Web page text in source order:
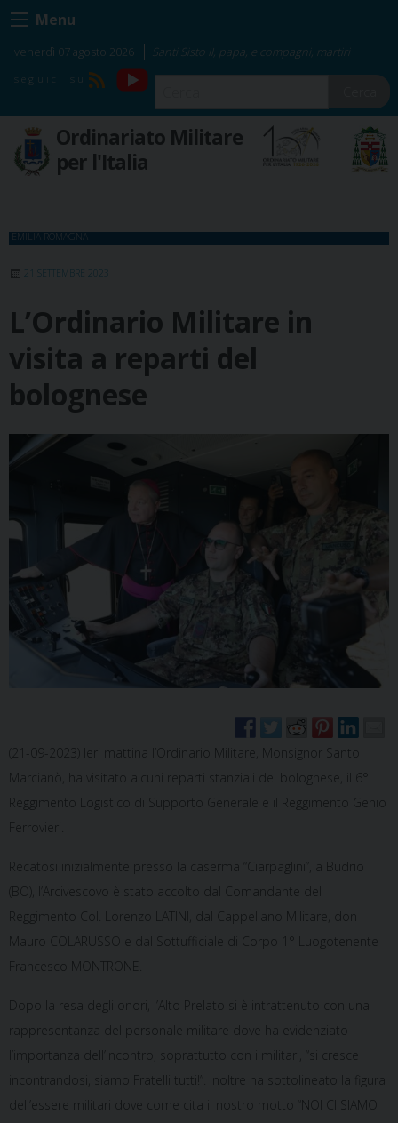
Skip
to
content
Menu
venerdì 07 agosto 2026 Santi Sisto II, papa, e compagni, martiri
RSS
YouTube
Ordinariato Militare
per l'Italia
EMILIA ROMAGNA
21 SETTEMBRE 2023
L’Ordinario Militare in
visita a reparti del
bolognese
(21-09-2023) Ieri mattina l’Ordinario Militare, Monsignor Santo
Marcianò, ha visitato alcuni reparti stanziali del bolognese, il 6°
Reggimento Logistico di Supporto Generale e il Reggimento Genio
Ferrovieri.
Recatosi inizialmente presso la caserma “Ciarpaglini”, a Budrio
(BO), l’Arcivescovo è stato accolto dal Comandante del
Reggimento Col. Lorenzo LATINI, dal Cappellano Militare, don
Mauro COLARUSSO e dal Sottufficiale di Corpo 1° Luogotenente
Francesco MONTRONE.
Dopo la resa degli onori, l’Alto Prelato si è intrattenuto con una
rappresentanza del personale militare dove ha evidenziato
l’importanza dell’incontro, soprattutto con i militari, “si cresce
incontrandosi, siamo Fratelli tutti!”. Inoltre ha sottolineato la figura
dell’essere militari dove come cita il nostro motto “NOI CI SIAMO